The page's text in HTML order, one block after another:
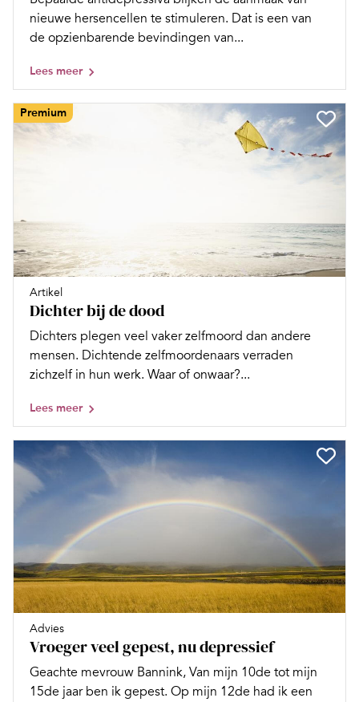
nieuwe hersencellen te stimuleren. Dat is een van
de opzienbarende bevindingen van...
Lees meer
Premium
Artikel
Dichter bij de dood
Dichters plegen veel vaker zelfmoord dan andere
mensen. Dichtende zelfmoordenaars verraden
zichzelf in hun werk. Waar of onwaar?...
Lees meer
Advies
Vroeger veel gepest, nu depressief
Geachte mevrouw Bannink, Van mijn 10de tot mijn
15de jaar ben ik gepest. Op mijn 12de had ik een